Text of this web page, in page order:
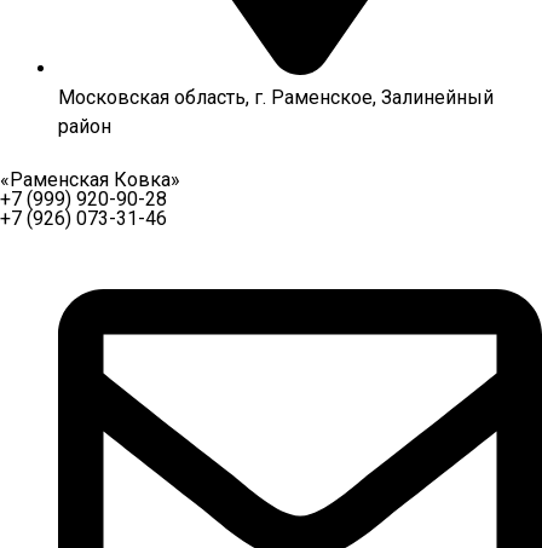
Московская область, г. Раменское, Залинейный
район
«Раменская Ковка»
+7 (999) 920-90-28
+7 (926) 073-31-46